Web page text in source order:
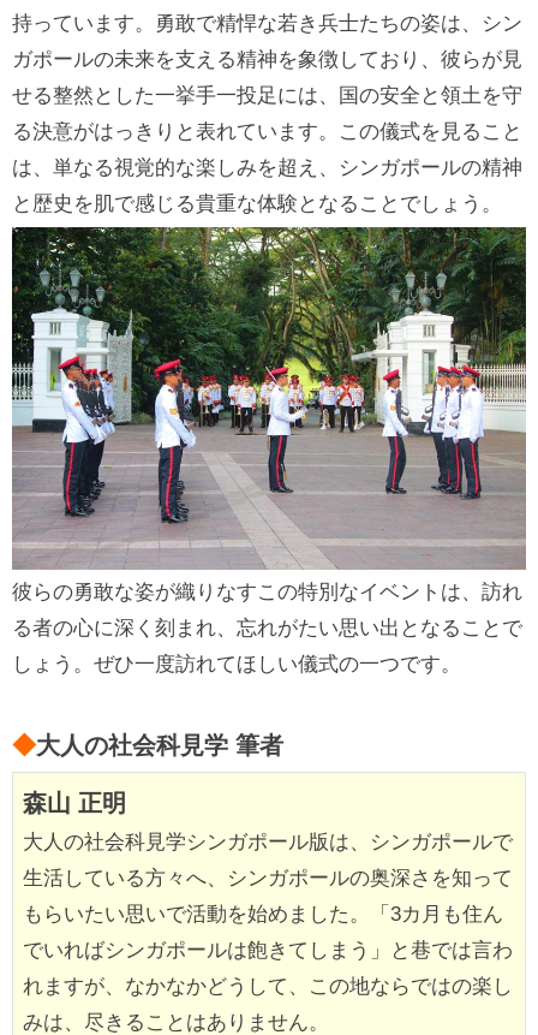
持っています。勇敢で精悍な若き兵士たちの姿は、シン
ガポールの未来を支える精神を象徴しており、彼らが見
せる整然とした一挙手一投足には、国の安全と領土を守
る決意がはっきりと表れています。この儀式を見ること
は、単なる視覚的な楽しみを超え、シンガポールの精神
と歴史を肌で感じる貴重な体験となることでしょう。
彼らの勇敢な姿が織りなすこの特別なイベントは、訪れ
る者の心に深く刻まれ、忘れがたい思い出となることで
しょう。ぜひ一度訪れてほしい儀式の一つです。
◆大人の社会科見学 筆者
森山 正明
大人の社会科見学シンガポール版は、シンガポールで
生活している方々へ、シンガポールの奥深さを知って
もらいたい思いで活動を始めました。「3カ月も住ん
でいればシンガポールは飽きてしまう」と巷では言わ
れますが、なかなかどうして、この地ならではの楽し
みは、尽きることはありません。